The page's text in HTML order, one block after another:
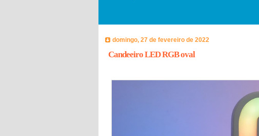
domingo, 27 de fevereiro de 2022
Candeeiro LED RGB oval